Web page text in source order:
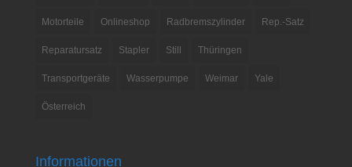
Motorteile Onlineshop Radbremszylinder Rep.-Satz
Reparatursatz Stapler Still Thüringen
Transportgeräte Wasserpumpe Weimar Yale
Österreich
Informationen